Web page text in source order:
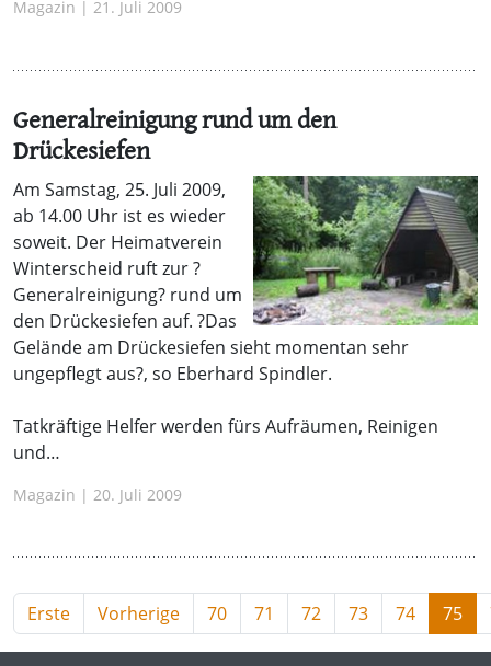
Magazin | 21. Juli 2009
Generalreinigung rund um den
Drückesiefen
Am Samstag, 25. Juli 2009,
ab 14.00 Uhr ist es wieder
soweit. Der Heimatverein
Winterscheid ruft zur ?
Generalreinigung? rund um
den Drückesiefen auf. ?Das
Gelände am Drückesiefen sieht momentan sehr
ungepflegt aus?, so Eberhard Spindler.
Tatkräftige Helfer werden fürs Aufräumen, Reinigen
und…
Magazin | 20. Juli 2009
Erste Vorherige 70 71 72 73 74 75